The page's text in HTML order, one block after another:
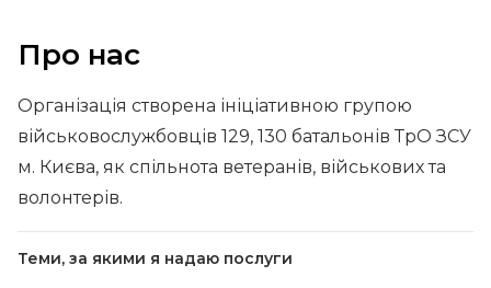
Про нас
Організація створена ініціативною групою
військовослужбовців 129, 130 батальонів ТрО ЗСУ
м. Києва, як спільнота ветеранів, військових та
волонтерів.
Теми, за якими я надаю послуги